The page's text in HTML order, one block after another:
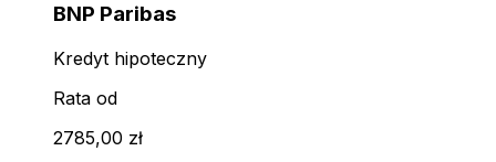
BNP Paribas
Kredyt hipoteczny
Rata od
2785,00 zł